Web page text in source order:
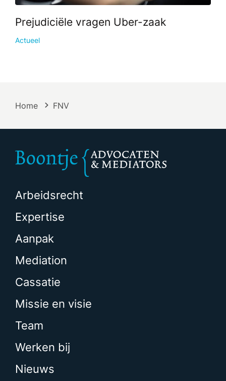
Prejudiciële vragen Uber-zaak
Actueel
Home FNV
Arbeidsrecht
Expertise
Aanpak
Mediation
Cassatie
Missie en visie
Team
Werken bij
Nieuws